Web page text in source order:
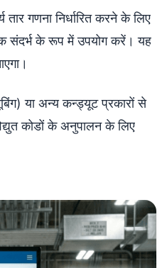
गणना निर्धारित करने के लिए
के रूप में उपयोग करें। यह
या अन्य कन्ड्यूट प्रकारों से
कोडों के अनुपालन के लिए